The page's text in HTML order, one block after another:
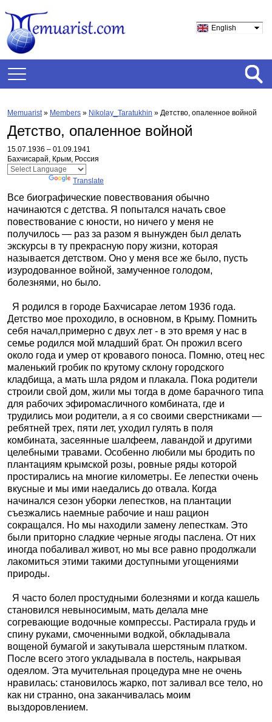
English
Memuarist» Members » Nikolay_Taratukhin » Детство, опаленное войной
Детство, опаленное войной
15.07.1936 – 01.09.1941
Бахчисарай, Крым, Россия
Translate
Все биографические повествования обычно
начинаются с детства. Я попытался начать свое
повествование с юности, но ничего у меня не
получилось — раз за разом я вынужден был делать
экскурсы в ту прекрасную пору жизни, которая
называется детством. Оно у меня все же было, пусть
изуродованное войной, замученное голодом,
болезнями, но было.
Я родился в городе Бахчисарае летом 1936 года.
Детство мое проходило, в основном, в Крыму. Помнить
себя начал,примерно с двух лет - в это время у нас в
семье родился мой младший брат. Он прожил всего
около года и умер от кровавого поноса. Помню, отец нес
маленький гробик по крутому склону городского
кладбища, а мать шла рядом и плакала. Пока родители
строили свой дом, жили мы тогда в доме барачного типа
для рабочих эфиромасличного комбината, где и
трудились мои родители, а я со своими сверстниками —
ребятней трех, пяти лет, уходил гулять в поля
комбината, засеянные шалфеем, лавандой и другими
целебными травами. Особенно любили мы бродить по
плантациям крымской розы, ровные ряды которой
простирались на многие километры. Ее лепестки очень
вкусные и мы ими наедались до отвала. Когда
начинался сезон уборки лепестков, на плантации
съезжались наемные рабочие и наш рацион
сокращался. Но мы находили замену лепесткам. Это
были приторно сладкие черные ягоды паслена. От них
иногда побаливал живот, но мы все равно продолжали
лакомиться этими такими доступными угощениями
природы.
Я часто болел простудными болезнями и когда кашель
становился невыносимым, мать делала мне
согревающие водочные компрессы. Растирала грудь и
спину руками, смоченными водкой, обкладывала
вощеной бумагой и закутывала шерстяным платком.
После всего этого укладывала в постель, накрывая
одеялом. Эта мучительная процедура мне не очень
нравилась: становилось жарко, пот заливал все тело, но
как ни странно, она заканчивалась моим
выздоровлением.